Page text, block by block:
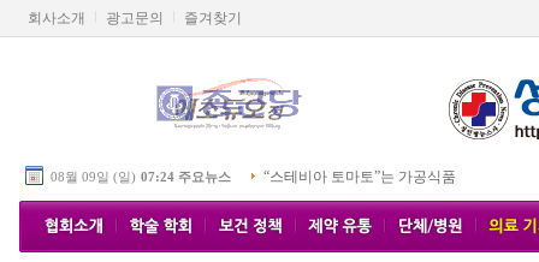
회사소개 광고문의 즐겨찾기
08월 09일 (일) 07:24 주요뉴스 “스테비아 토마토”는 가공식품